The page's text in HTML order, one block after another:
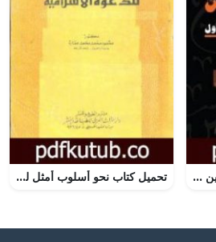
تحميل كتاب علي إمام المتقين – الجزء الأول PDF تأليف عبد الرحمن الشرقاوي مجانا [كامل] تحميل كتاب نحو أسلوب أمثل للدعوة الإسلامية PDF تأليف محمود محمد عمارة مجانا [كامل]